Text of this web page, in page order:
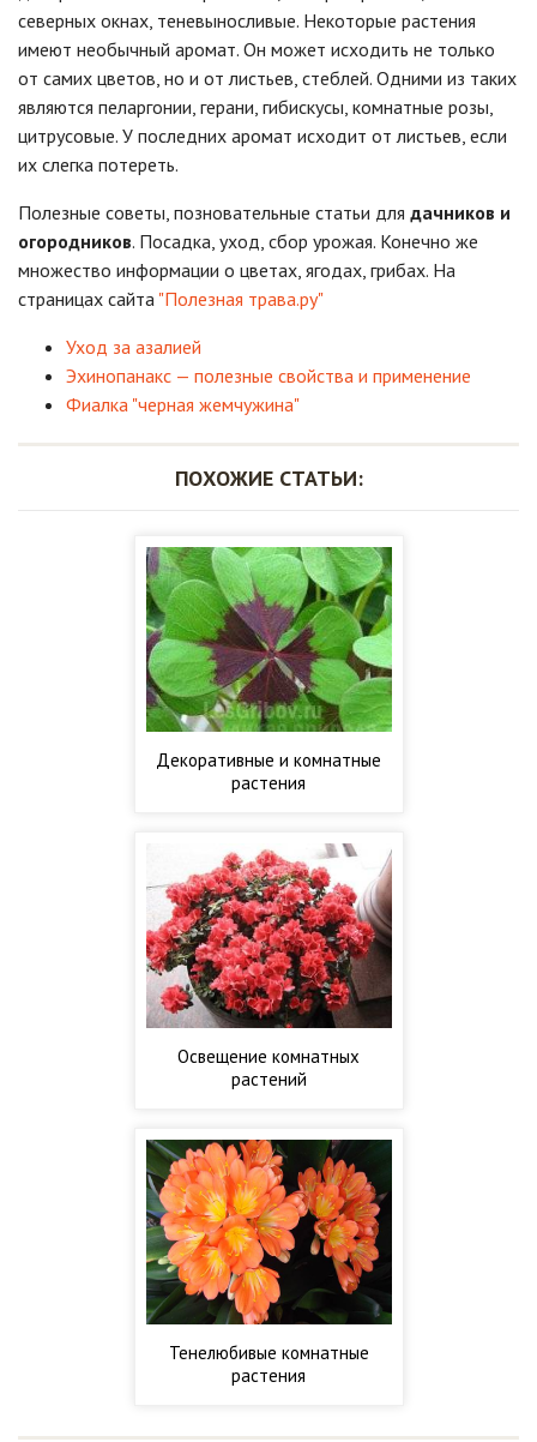
северных окнах, теневыносливые. Некоторые растения
имеют необычный аромат. Он может исходить не только
от самих цветов, но и от листьев, стеблей. Одними из таких
являются пеларгонии, герани, гибискусы, комнатные розы,
цитрусовые. У последних аромат исходит от листьев, если
их слегка потереть.
Полезные советы, позновательные статьи для дачников и
огородников. Посадка, уход, сбор урожая. Конечно же
множество информации о цветах, ягодах, грибах. На
страницах сайта "Полезная трава.ру"
Уход за азалией
Эхинопанакс — полезные свойства и применение
Фиалка "черная жемчужина"
ПОХОЖИЕ СТАТЬИ:
Декоративные и комнатные
растения
Освещение комнатных
растений
Тенелюбивые комнатные
растения